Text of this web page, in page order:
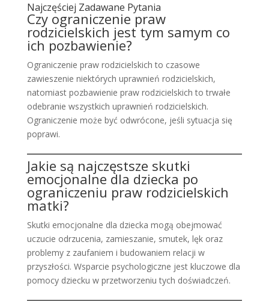
Najczęściej Zadawane Pytania
Czy ograniczenie praw
rodzicielskich jest tym samym co
ich pozbawienie?
Ograniczenie praw rodzicielskich to czasowe
zawieszenie niektórych uprawnień rodzicielskich,
natomiast pozbawienie praw rodzicielskich to trwałe
odebranie wszystkich uprawnień rodzicielskich.
Ograniczenie może być odwrócone, jeśli sytuacja się
poprawi.
Jakie są najczęstsze skutki
emocjonalne dla dziecka po
ograniczeniu praw rodzicielskich
matki?
Skutki emocjonalne dla dziecka mogą obejmować
uczucie odrzucenia, zamieszanie, smutek, lęk oraz
problemy z zaufaniem i budowaniem relacji w
przyszłości. Wsparcie psychologiczne jest kluczowe dla
pomocy dziecku w przetworzeniu tych doświadczeń.